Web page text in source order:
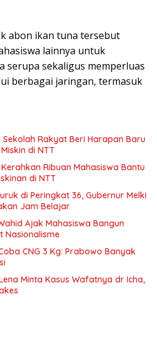
abon ikan tuna tersebut
lainnya untuk
serupa sekaligus memperluas
berbagai jaringan, termasuk
Sekolah Rakyat Beri Harapan Baru
di NTT
Ribuan Mahasiswa Bantu
di NTT
di Peringkat 36, Gubernur Melki
Jam Belajar
Ajak Mahasiswa Bangun
Nasionalisme
CNG 3 Kg: Prabowo Banyak
Minta Kasus Wafatnya dr Icha,